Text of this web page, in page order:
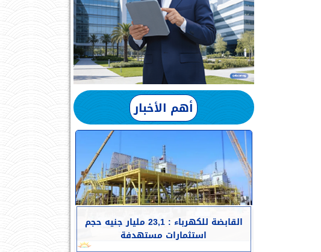
أهم الأخبار
القابضة للكهرباء : 23,1 مليار جنيه حجم
استثمارات مستهدفة